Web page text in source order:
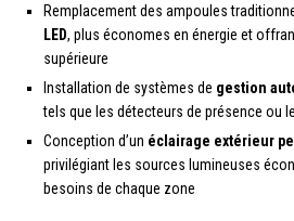
Remplacement des ampoules
LED, plus économes en énergie et
supérieure
Installation de systèmes de gestion
tels que les détecteurs de présence ou
Conception d’un éclairage extérieur
privilégiant les sources lumineuses
besoins de chaque zone